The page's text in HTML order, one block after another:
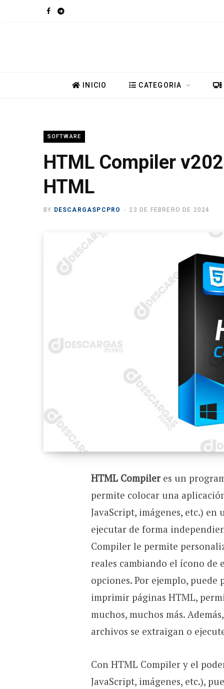
F
o
k
T
a
INICIO CATEGORIA
SOFTWARE
HTML Compiler
HTML
BY DESCARGASPCPRO 23 DE FEBRERO DE 2024
HTML Compileres un
permite colocar una
JavaScript, imágenes, etc.)
ejecutar de forma
Compiler le permite
reales cambiando el ícono
opciones. Por ejemplo,
imprimir páginas HTML,
muchos, muchos más.
archivos se extraigan o
Con HTML Compiler y el
JavaScript, imágenes, etc.),